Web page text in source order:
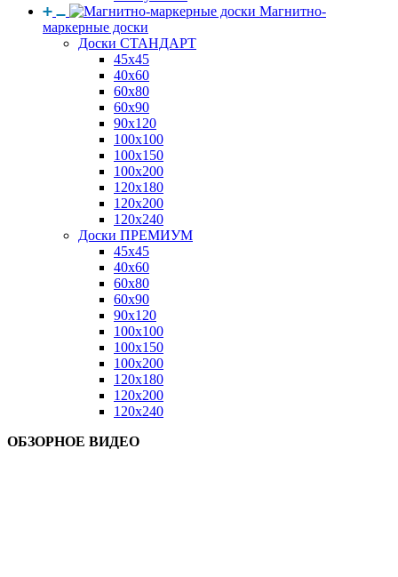
Магнитно-
маркерные доски
Доски СТАНДАРТ
45x45
40x60
60x80
60x90
90x120
100x100
100x150
100x200
120x180
120x200
120x240
Доски ПРЕМИУМ
45x45
40x60
60x80
60x90
90x120
100x100
100x150
100x200
120x180
120x200
120x240
ОБЗОРНОЕ ВИДЕО